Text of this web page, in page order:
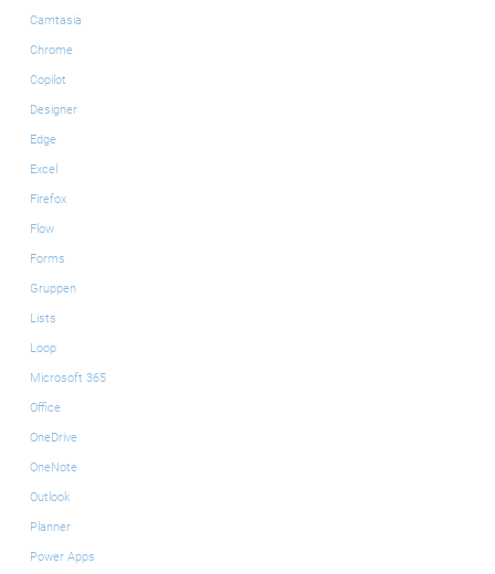
Camtasia
Chrome
Copilot
Designer
Edge
Excel
Firefox
Flow
Forms
Gruppen
Lists
Loop
Microsoft 365
Office
OneDrive
OneNote
Outlook
Planner
Power Apps